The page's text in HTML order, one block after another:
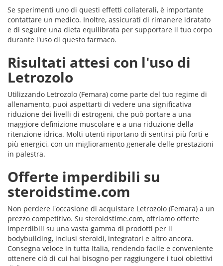
Se sperimenti uno di questi effetti collaterali, è importante
contattare un medico. Inoltre, assicurati di rimanere idratato
e di seguire una dieta equilibrata per supportare il tuo corpo
durante l'uso di questo farmaco.
Risultati attesi con l'uso di
Letrozolo
Utilizzando Letrozolo (Femara) come parte del tuo regime di
allenamento, puoi aspettarti di vedere una significativa
riduzione dei livelli di estrogeni, che può portare a una
maggiore definizione muscolare e a una riduzione della
ritenzione idrica. Molti utenti riportano di sentirsi più forti e
più energici, con un miglioramento generale delle prestazioni
in palestra.
Offerte imperdibili su
steroidstime.com
Non perdere l'occasione di acquistare Letrozolo (Femara) a un
prezzo competitivo. Su steroidstime.com, offriamo offerte
imperdibili su una vasta gamma di prodotti per il
bodybuilding, inclusi steroidi, integratori e altro ancora.
Consegna veloce in tutta Italia, rendendo facile e conveniente
ottenere ciò di cui hai bisogno per raggiungere i tuoi obiettivi